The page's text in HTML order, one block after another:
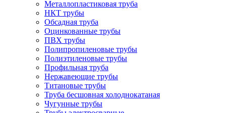
Металлопластиковая труба
НКТ трубы
Обсадная труба
Оцинкованные трубы
ПВХ трубы
Полипропиленовые трубы
Полиэтиленовые трубы
Профильная труба
Нержавеющие трубы
Титановые трубы
Труба бесшовная холоднокатаная
Чугунные трубы